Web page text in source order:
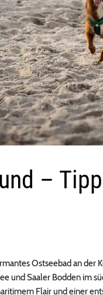
–
Ostseebad an der
und Saaler Bodden im
Flair und einer